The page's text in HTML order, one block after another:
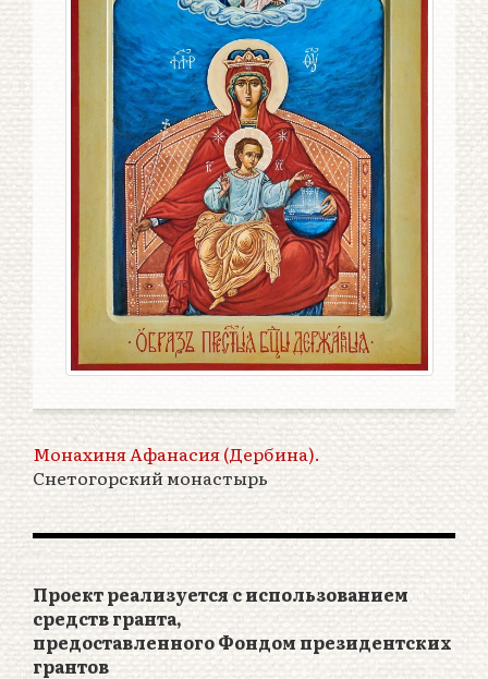
Монахиня Афанасия (Дербина).
Снетогорский монастырь
Проект реализуется с использованием
средств гранта,
предоставленного Фондом президентских
грантов